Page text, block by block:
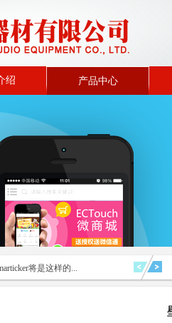
绍 产品中心
将是这样的...